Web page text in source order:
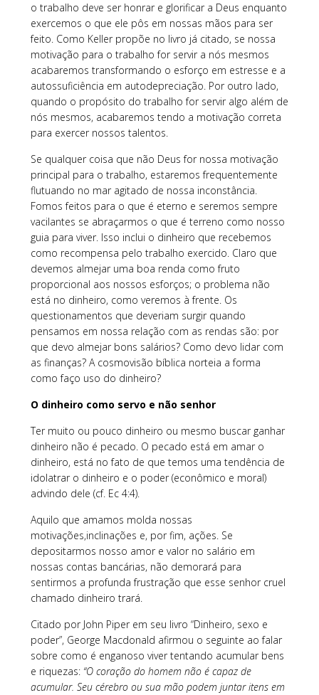
o trabalho deve ser honrar e glorificar a Deus enquanto
exercemos o que ele pôs em nossas mãos para ser
feito. Como Keller propõe no livro já citado, se nossa
motivação para o trabalho for servir a nós mesmos
acabaremos transformando o esforço em estresse e a
autossuficiência em autodepreciação. Por outro lado,
quando o propósito do trabalho for servir algo além de
nós mesmos, acabaremos tendo a motivação correta
para exercer nossos talentos.
Se qualquer coisa que não Deus for nossa motivação
principal para o trabalho, estaremos frequentemente
flutuando no mar agitado de nossa inconstância.
Fomos feitos para o que é eterno e seremos sempre
vacilantes se abraçarmos o que é terreno como nosso
guia para viver. Isso inclui o dinheiro que recebemos
como recompensa pelo trabalho exercido. Claro que
devemos almejar uma boa renda como fruto
proporcional aos nossos esforços; o problema não
está no dinheiro, como veremos à frente. Os
questionamentos que deveriam surgir quando
pensamos em nossa relação com as rendas são: por
que devo almejar bons salários? Como devo lidar com
as finanças? A cosmovisão bíblica norteia a forma
como faço uso do dinheiro?
O dinheiro como servo e não senhor
Ter muito ou pouco dinheiro ou mesmo buscar ganhar
dinheiro não é pecado. O pecado está em amar o
dinheiro, está no fato de que temos uma tendência de
idolatrar o dinheiro e o poder (econômico e moral)
advindo dele (cf. Ec 4:4).
Aquilo que amamos molda nossas
motivações,inclinações e, por fim, ações. Se
depositarmos nosso amor e valor no salário em
nossas contas bancárias, não demorará para
sentirmos a profunda frustração que esse senhor cruel
chamado dinheiro trará.
Citado por John Piper em seu livro “Dinheiro, sexo e
poder”, George Macdonald afirmou o seguinte ao falar
sobre como é enganoso viver tentando acumular bens
e riquezas:“O coração do homem não é capaz de
acumular. Seu cérebro ou sua mão podem juntar itens em